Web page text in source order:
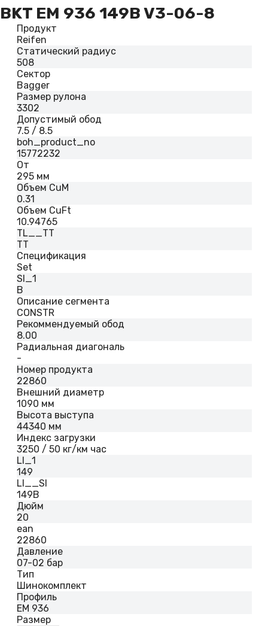
BKT EM 936 149B V3-06-8
Продукт
Reifen
Статический радиус
508
Сектор
Bagger
Размер рулона
3302
Допустимый обод
7.5 / 8.5
boh_product_no
15772232
От
295 мм
Объем CuM
0.31
Объем CuFt
10.94765
TL__TT
TT
Спецификация
Set
SI_1
B
Описание сегмента
CONSTR
Рекоммендуемый обод
8.00
Радиальная диагональ
-
Номер продукта
22860
Внешний диаметр
1090 мм
Высота выступа
44340 мм
Индекс загрузки
3250 / 50 кг/км час
LI_1
149
LI__SI
149B
Дюйм
20
ean
22860
Давление
07-02 бар
Тип
Шинокомплект
Профиль
EM 936
Размер